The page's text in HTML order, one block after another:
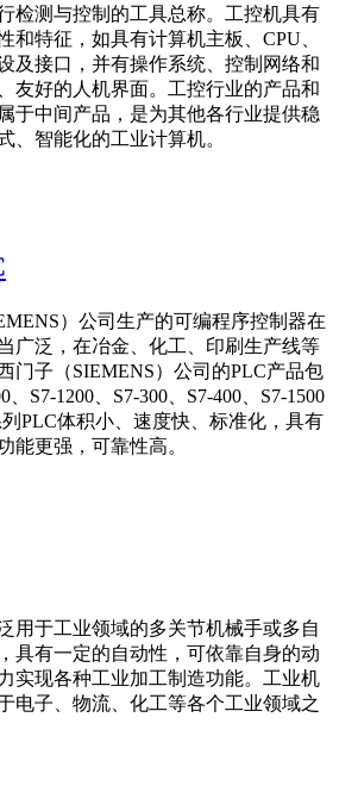
检测与控制的工具总称。工控机具有
和特征，如具有计算机主板、CPU、
及接口，并有操作系统、控制网络和
友好的人机界面。工控行业的产品和
于中间产品，是为其他各行业提供稳
、智能化的工业计算机。
）公司生产的可编程序控制器在
广泛，在冶金、化工、印刷生产线等
门子（SIEMENS）公司的PLC产品包
、S7-1200、S7-300、S7-400、S7-1500
PLC体积小、速度快、标准化，具有
能更强，可靠性高。
用于工业领域的多关节机械手或多自
具有一定的自动性，可依靠自身的动
实现各种工业加工制造功能。工业机
电子、物流、化工等各个工业领域之